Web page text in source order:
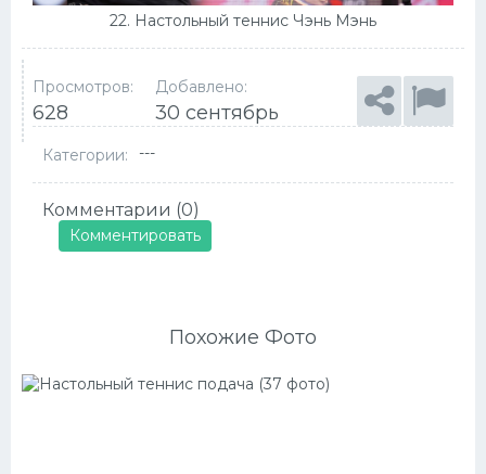
22. Настольный теннис Чэнь Мэнь
Просмотров:
628
Добавлено:
30 сентябрь
Категории: ---
Комментарии (0)
Комментировать
Похожие Фото